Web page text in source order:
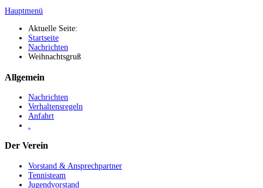
Hauptmenü
Aktuelle Seite:
Startseite
Nachrichten
Weihnachtsgruß
Allgemein
Nachrichten
Verhaltensregeln
Anfahrt
.
Der Verein
Vorstand & Ansprechpartner
Tennisteam
Jugendvorstand